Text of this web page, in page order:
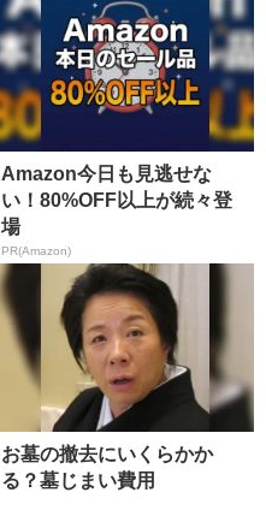
Amazon今日も見逃せな
い！80%OFF以上が続々登
場
PR(Amazon)
お墓の撤去にいくらかか
る？墓じまい費用